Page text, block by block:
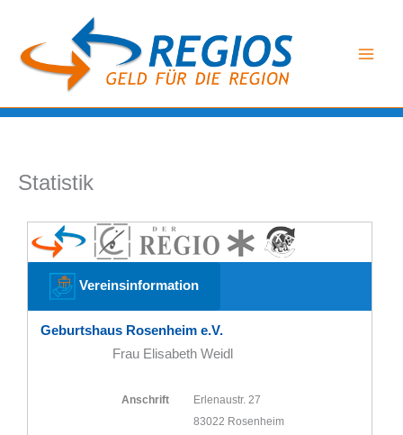
springen
Statistik
Vereinsinformation
Geburtshaus Rosenheim e.V.
Frau Elisabeth Weidl
Anschrift
Erlenaustr. 27
83022 Rosenheim